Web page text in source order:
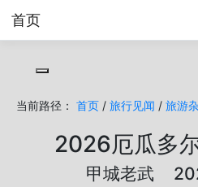
首页
当前路径： 首页 / 旅行见闻 / 旅游
2026厄瓜多
甲城老武